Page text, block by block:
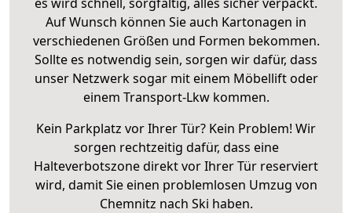
Auf Wunsch können Sie auch Kartonagen in
verschiedenen Größen und Formen bekommen.
Sollte es notwendig sein, sorgen wir dafür, dass
unser Netzwerk sogar mit einem Möbellift oder
einem Transport-Lkw kommen.
Kein Parkplatz vor Ihrer Tür? Kein Problem! Wir
sorgen rechtzeitig dafür, dass eine
Halteverbotszone direkt vor Ihrer Tür reserviert
wird, damit Sie einen problemlosen Umzug von
Chemnitz nach Ski haben.